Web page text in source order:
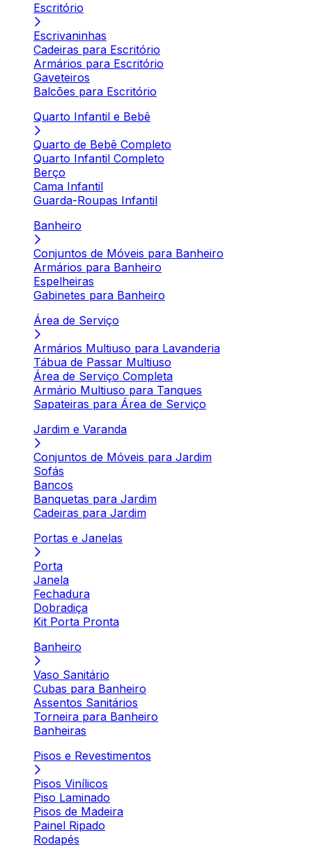
Escritório
Escrivaninhas
Cadeiras para Escritório
Armários para Escritório
Gaveteiros
Balcões para Escritório
Quarto Infantil e Bebê
Quarto de Bebê Completo
Quarto Infantil Completo
Berço
Cama Infantil
Guarda-Roupas Infantil
Banheiro
Conjuntos de Móveis para Banheiro
Armários para Banheiro
Espelheiras
Gabinetes para Banheiro
Área de Serviço
Armários Multiuso para Lavanderia
Tábua de Passar Multiuso
Área de Serviço Completa
Armário Multiuso para Tanques
Sapateiras para Área de Serviço
Jardim e Varanda
Conjuntos de Móveis para Jardim
Sofás
Bancos
Banquetas para Jardim
Cadeiras para Jardim
Portas e Janelas
Porta
Janela
Fechadura
Dobradiça
Kit Porta Pronta
Banheiro
Vaso Sanitário
Cubas para Banheiro
Assentos Sanitários
Torneira para Banheiro
Banheiras
Pisos e Revestimentos
Pisos Vinílicos
Piso Laminado
Pisos de Madeira
Painel Ripado
Rodapés